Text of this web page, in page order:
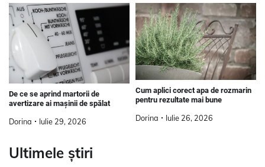
De ce se aprind martorii de
avertizare ai mașinii de spălat
Dorina Iulie 29, 2026
Cum aplici corect apa de rozmarin
pentru rezultate mai bune
Dorina Iulie 26, 2026
Ultimele știri